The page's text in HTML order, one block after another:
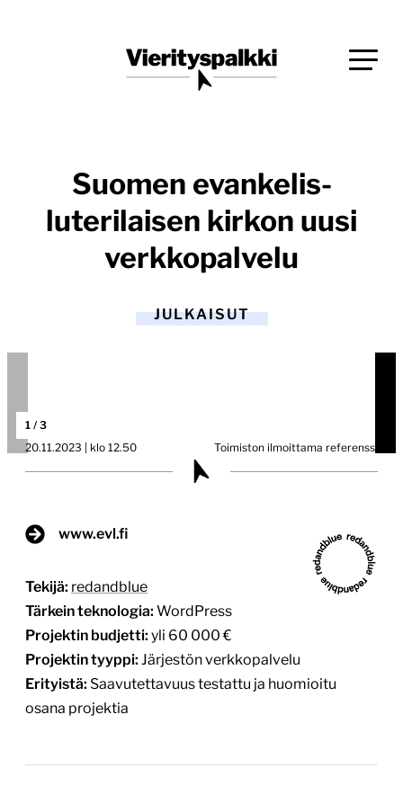
Vierityspalkki.fi
Suomen evankelis-
luterilaisen kirkon uusi
verkkopalvelu
JULKAISUT
1 / 3
20.11.2023 | klo 12.50
Toimiston ilmoittama referenssi
www.evl.fi
Tekijä: redandblue
Tärkein teknologia: WordPress
Projektin budjetti: yli 60 000 €
Projektin tyyppi: Järjestön verkkopalvelu
Erityistä: Saavutettavuus testattu ja huomioitu
osana projektia